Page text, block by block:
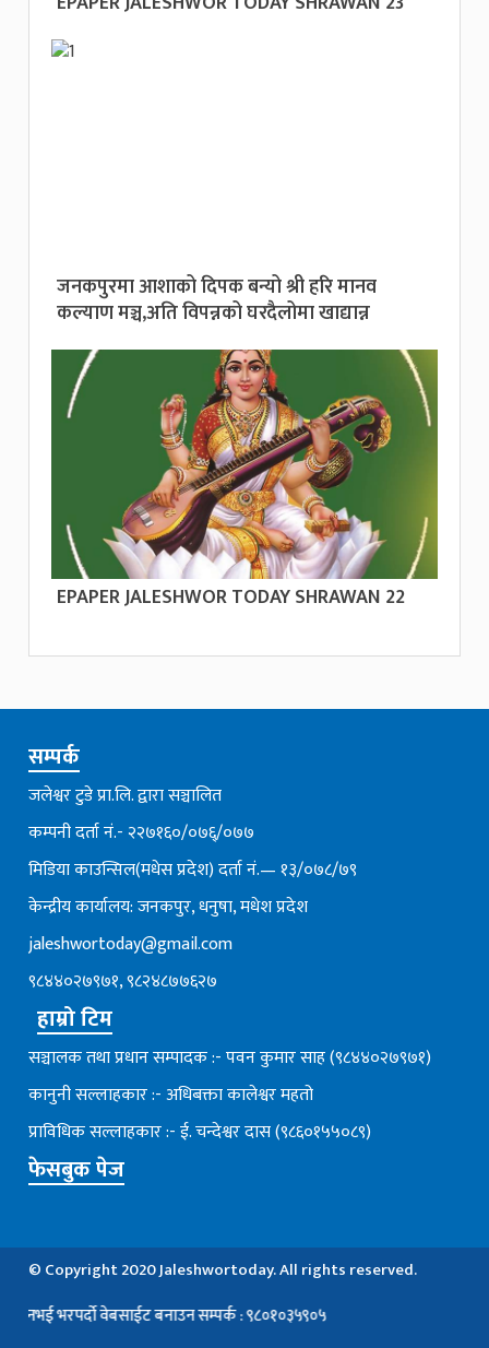
जनकपुरमा आशाको दिपक बन्यो श्री हरि मानव
कल्याण मञ्च,अति विपन्नको घरदैलोमा खाद्यान्न
EPAPER JALESHWOR TODAY SHRAWAN 22
सम्पर्क
जलेश्वर टुडे प्रा.लि. द्वारा सञ्चालित
कम्पनी दर्ता नं.- २२७१६०/०७६्/०७७
मिडिया काउन्सिल(मधेस प्रदेश) दर्ता नं.— १३/०७८/७९
केन्द्रीय कार्यालय: जनकपुर, धनुषा, मधेश प्रदेश
jaleshwortoday@gmail.com
९८४४०२७९७१, ९८२४८७७६२७
हाम्रो टिम
सञ्चालक तथा प्रधान सम्पादक :- पवन कुमार साह (९८४४०२७९७१)
कानुनी सल्लाहकार :- अधिबक्ता कालेश्वर महतो
प्राविधिक सल्लाहकार :- ई. चन्देश्वर दास (९८६०१५५०८९)
फेसबुक पेज
© Copyright 2020 Jaleshwortoday. All rights reserved.
वेबसाईट बनाउन सम्पर्क : ९८०१०३५९०५